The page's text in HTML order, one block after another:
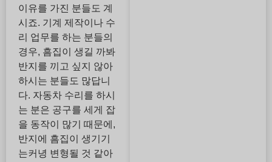
이유를 가진 분들도 계
시죠. 기계 제작이나 수
리 업무를 하는 분들의
경우, 흠집이 생길 까봐
반지를 끼고 싶지 않아
하시는 분들도 많답니
다. 자동차 수리를 하시
는 분은 공구를 세게 잡
을 동작이 많기 때문에,
반지에 흠집이 생기기
는커녕 변형될 것 같아